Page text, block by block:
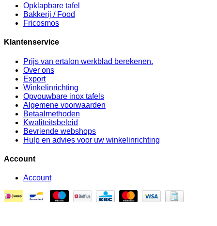
Opklapbare tafel
Bakkerij / Food
Fricosmos
Klantenservice
Prijs van ertalon werkblad berekenen.
Over ons
Export
Winkelinrichting
Opvouwbare inox tafels
Algemene voorwaarden
Betaalmethoden
Kwaliteitsbeleid
Bevriende webshops
Hulp en advies voor uw winkelinrichting
Account
Account